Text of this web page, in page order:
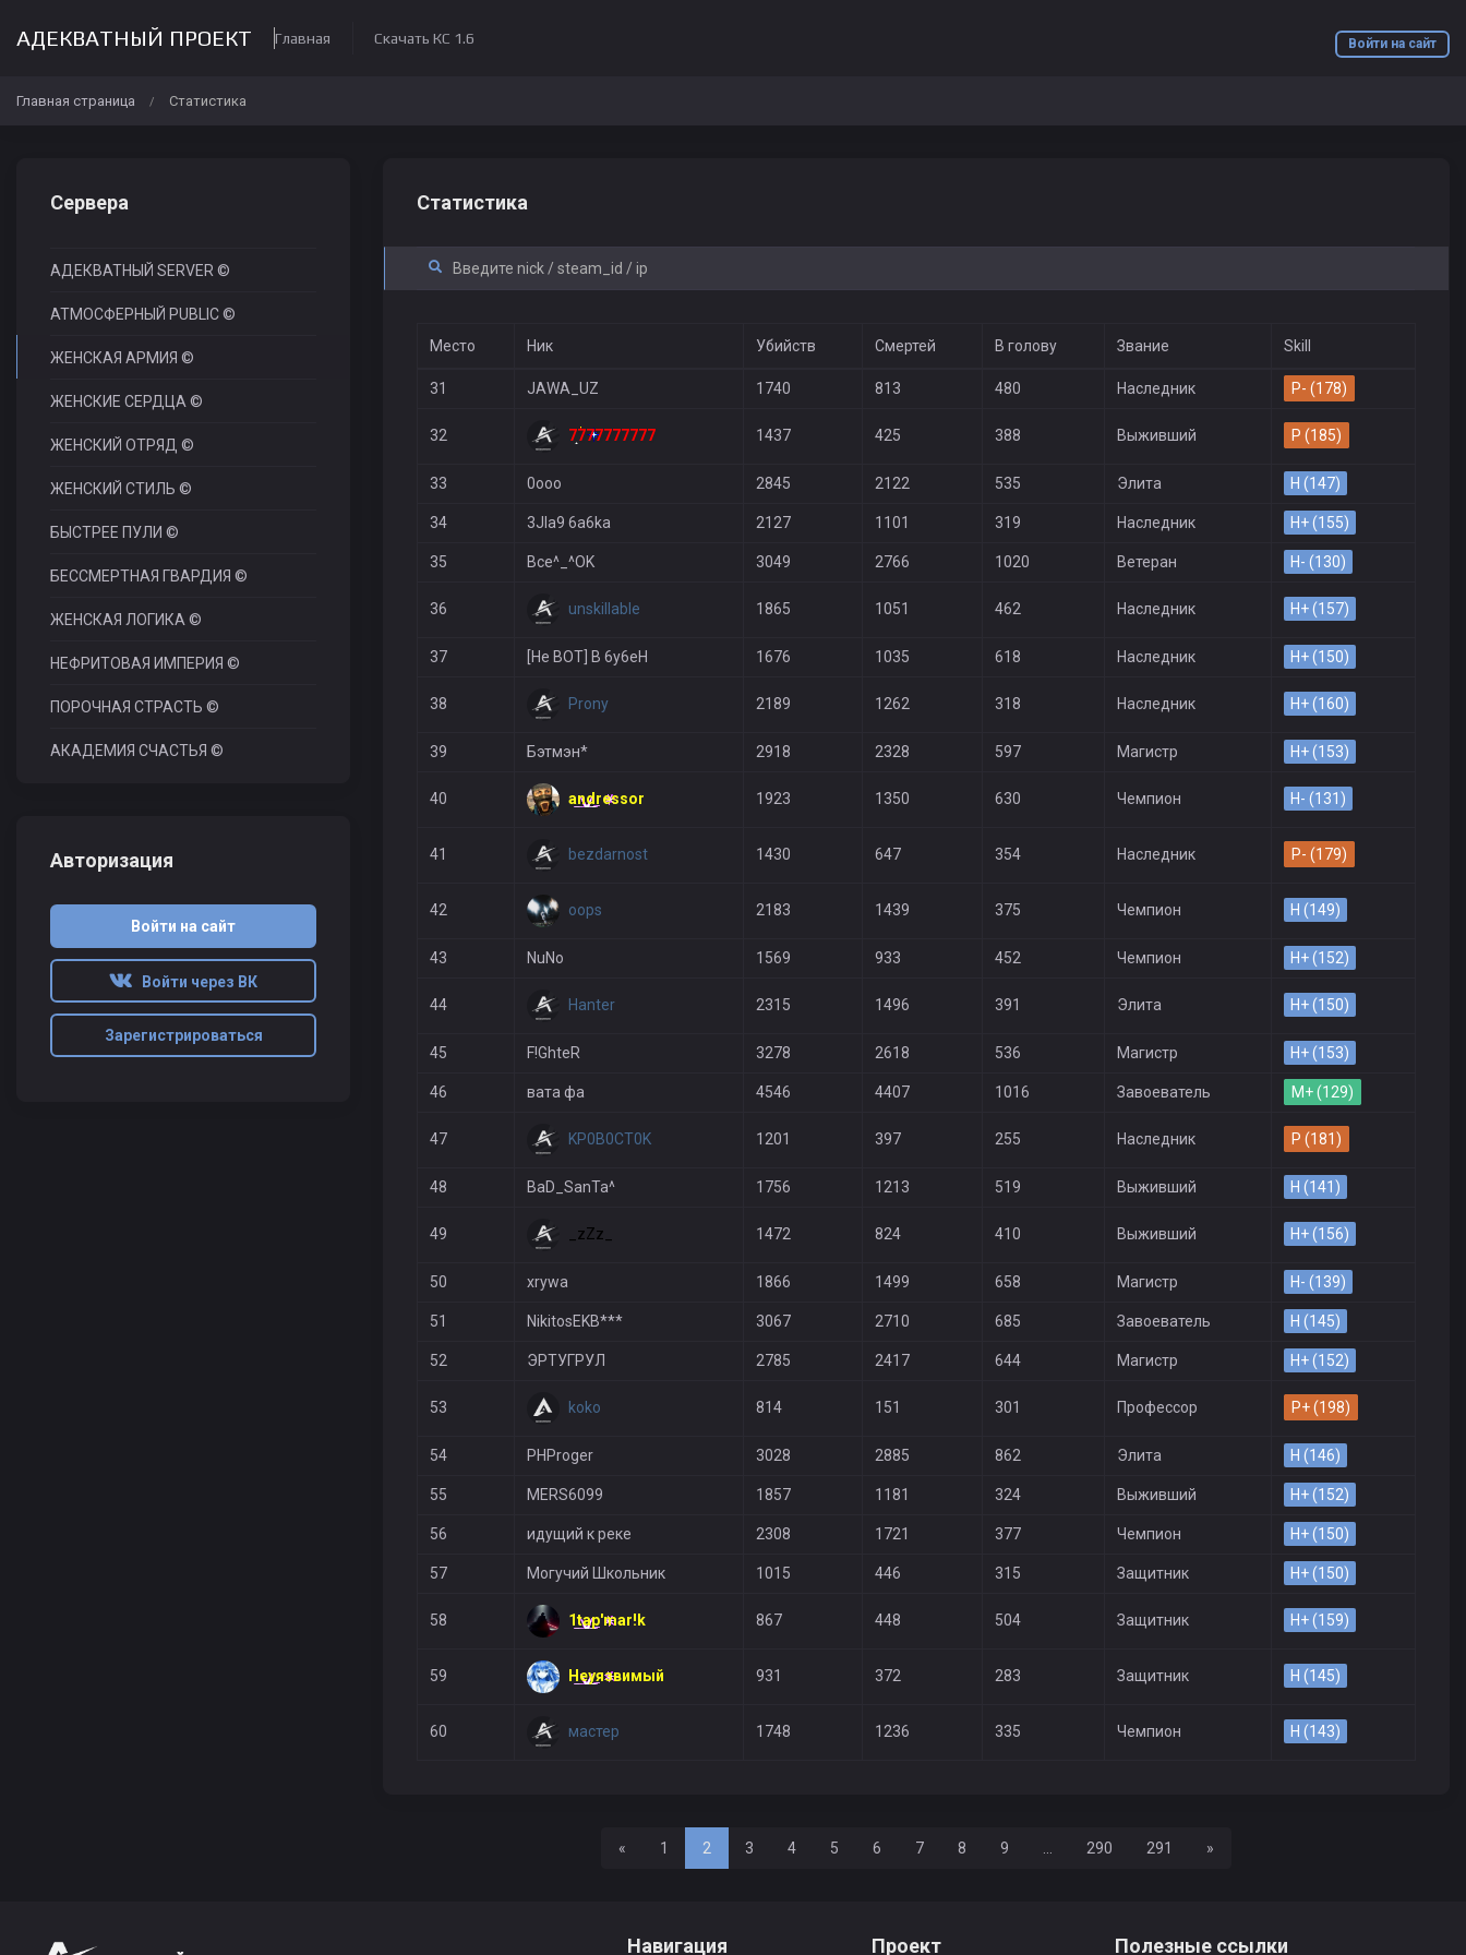
Войти на сайт
АДЕКВАТНЫЙ ПРОЕКТ Главная Скачать КС 1.6
Главная страница / Статистика
Статистика
Место Ник Убийств Смертей В голову Звание Skill
31 JAWA_UZ 1740 813 480 Наследник P- (178)
32 7777777777 1437 425 388 Выживший P (185)
33 0ooo 2845 2122 535 Элита H (147)
34 3JIa9 6a6ka 2127 1101 319 Наследник H+ (155)
35 Bce^_^OK 3049 2766 1020 Ветеран H- (130)
36 unskillable 1865 1051 462 Наследник H+ (157)
37 [He BOT] B 6y6eH 1676 1035 618 Наследник H+ (150)
38 Prony 2189 1262 318 Наследник H+ (160)
39 Бэтмэн* 2918 2328 597 Магистр H+ (153)
40 andressor 1923 1350 630 Чемпион H- (131)
41 bezdarnost 1430 647 354 Наследник P- (179)
42 oops 2183 1439 375 Чемпион H (149)
43 NuNo 1569 933 452 Чемпион H+ (152)
44 Hanter 2315 1496 391 Элита H+ (150)
45 F!GhteR 3278 2618 536 Магистр H+ (153)
46 вата фа 4546 4407 1016 Завоеватель M+ (129)
47 KP0B0CT0K 1201 397 255 Наследник P (181)
48 BaD_SanTa^ 1756 1213 519 Выживший H (141)
49 _zZz_ 1472 824 410 Выживший H+ (156)
50 xrywa 1866 1499 658 Магистр H- (139)
51 NikitosEKB*** 3067 2710 685 Завоеватель H (145)
52 ЭРТУГРУЛ 2785 2417 644 Магистр H+ (152)
53 koko 814 151 301 Профессор P+ (198)
54 PHРroger 3028 2885 862 Элита H (146)
55 MERS6099 1857 1181 324 Выживший H+ (152)
56 идущий к реке 2308 1721 377 Чемпион H+ (150)
57 Могучий Школьник 1015 446 315 Защитник H+ (150)
58 1tap'mar!k 867 448 504 Защитник H+ (159)
59 Неуязвимый 931 372 283 Защитник H (145)
60 мастер 1748 1236 335 Чемпион H (143)
« Назад1 2 3 4 5 6 7 8 9 290 291 »
Сервера
АДЕКВАТНЫЙ SERVER ©
АТМОСФЕРНЫЙ PUBLIC ©
ЖЕНСКАЯ АРМИЯ ©
ЖЕНСКИЕ СЕРДЦА ©
ЖЕНСКИЙ ОТРЯД ©
ЖЕНСКИЙ СТИЛЬ ©
БЫСТРЕЕ ПУЛИ ©
БЕССМЕРТНАЯ ГВАРДИЯ ©
ЖЕНСКАЯ ЛОГИКА ©
НЕФРИТОВАЯ ИМПЕРИЯ ©
ПОРОЧНАЯ СТРАСТЬ ©
АКАДЕМИЯ СЧАСТЬЯ ©
Авторизация
Войти на сайт
Войти через ВК
Зарегистрироваться
Навигация Проект Полезные ссылки